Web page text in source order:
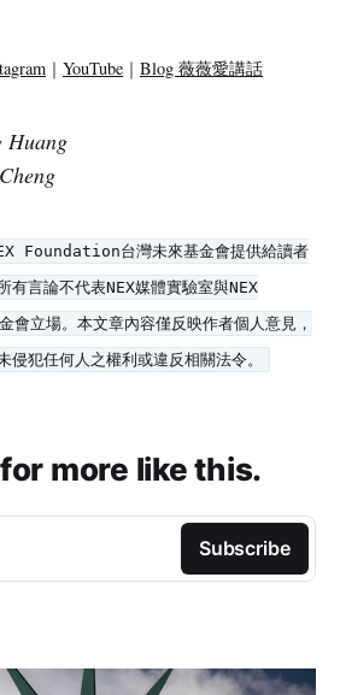
｜ YouTube ｜ Blog 薇薇愛講話
Huang
Foundation台灣未來基金會提供給讀者
有言論不代表NEX媒體實驗室與NEX
立場。本文章內容僅反映作者個人意見，
侵犯任何人之權利或違反相關法令。
more like this.
Subscribe